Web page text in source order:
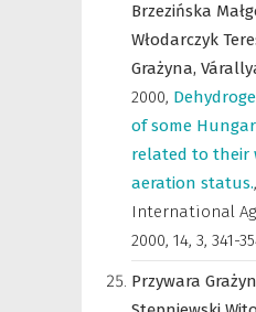
Brzezińska
Włodarczyk
Grażyna,
2000,
of some
related to their
aeration status.,
International
2000, 14, 3, 341-
Przywara